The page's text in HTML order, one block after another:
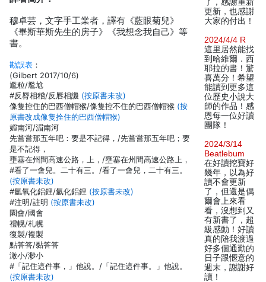
穆卓芸，文字手工業者，譯有《藍眼菊兒》
《畢斯華斯先生的房子》《我想念我自己》等
書。
勘誤表 ：
(Gilbert 2017/10/6)
尷粒/尷尬
#反脣相稽/反唇相譏 (按原書未改)
像隻控住的巴西僧帽猴/像隻控不住的巴西僧帽猴 (按
原書改成像隻拴住的巴西僧帽猴)
媚南河/湄南河
先嘗嘗那五年吧：要是不記得，/先嘗嘗那五年吧；要
是不記得，
壅塞在州間高速公路，上，/壅塞在州間高速公路上，
#看了一會兒。二十有三。/看了一會兒，二十有三。
(按原書未改)
#氫氧化鋁鋰/氫化鋁鋰 (按原書未改)
#注明/註明 (按原書未改)
園會/國會
禮幌/札幌
復製/複製
點答答/黏答答
澉小/渺小
#「記住這件事，」他說。/「記住這件事。」他說。
(按原書未改)
更新，也感謝
大家的付出！
2024/4/4 R
這里居然能找
到哈維爾．西
耶拉的書！驚
喜萬分！希望
能讀到更多這
位歷史小說大
師的作品！感
恩每一位好讀
團隊！
2024/3/14
Beatlebum
在好讀挖寶好
幾年，以為好
讀不會更新
了，但還是偶
爾會上來看
看，沒想到又
有新書了，超
級感動！好讀
真的陪我渡過
好多個通勤的
日子跟愜意的
週末，謝謝好
讀！